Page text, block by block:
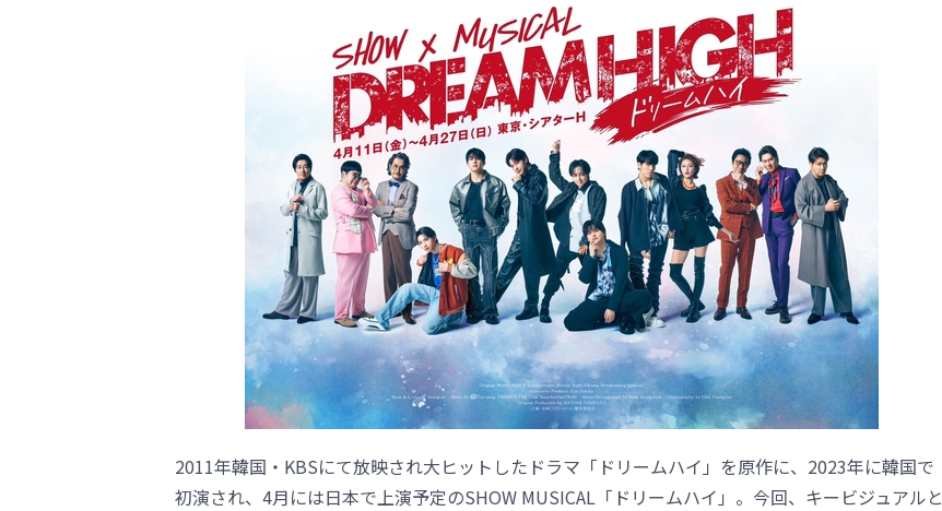
2011年韓国・KBSにて放映され大ヒットしたドラマ「ドリームハイ」を原作に、2023年に韓国で
初演され、4月には日本で上演予定のSHOW MUSICAL「ドリームハイ」。今回、キービジュアルと